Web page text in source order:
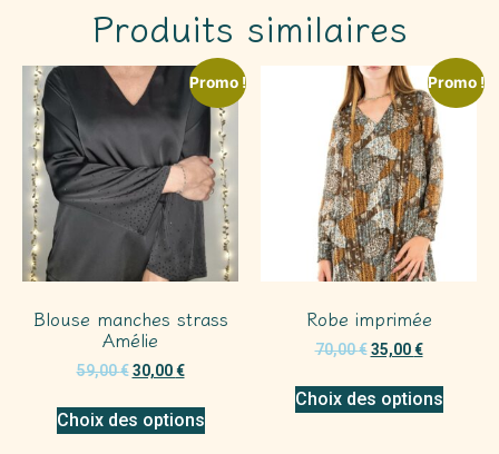
Produits similaires
Promo !
Blouse manches strass
Amélie
59,00€ 30,00€
Choix des options
Promo !
Robe imprimée
70,00€ 35,00€
Choix des options